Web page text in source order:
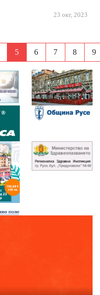
23 окт, 2023
5 6 7 8 9